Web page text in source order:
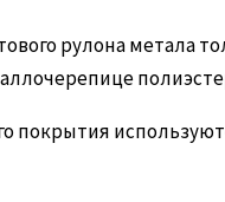
рулона метала
покрытия